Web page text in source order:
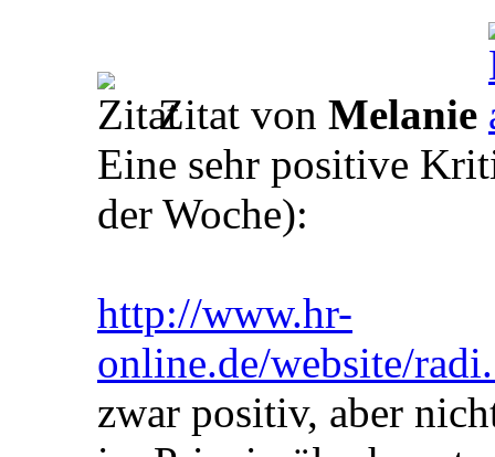
Zitat von Melanie
Eine sehr positive
der Woche):
http://www.hr-
online.de/website/
zwar positiv, aber